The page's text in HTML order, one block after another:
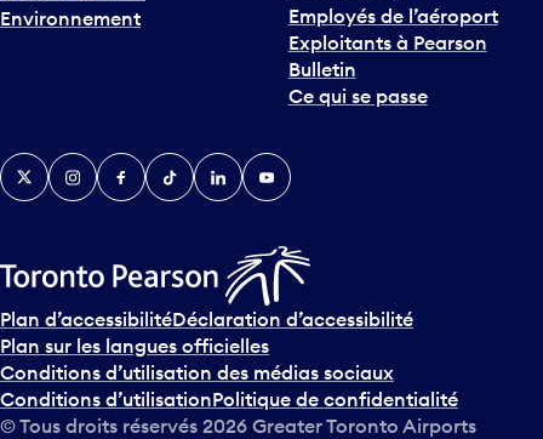
i
v
e
n
s
u
r
l
e
c
Environnement
Employés de l’aéroport
Exploitants à Pearson
Bulletin
Ce qui se passe
TwitterInstagramFacebook
TikTokLinkedInYouTube
Plan d’accessibilitéDéclaration d’accessibilité
Plan sur les langues officielles
Conditions d’utilisation des médias sociaux
Conditions d’utilisationPolitique de confidentialité
© Tous droits réservés 2026 Greater Toronto Airports